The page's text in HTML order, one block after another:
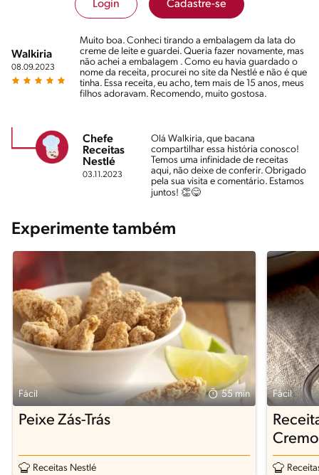
Login Cadastre-se
Walkiria
08.09.2023
Muito boa. Conheci tirando a embalagem da lata do
creme de leite e guardei. Queria fazer novamente, mas
não achei a embalagem . Como eu havia guardado o
nome da receita, procurei no site da Nestlé e não é que
tinha. Essa receita, eu acho, tem mais de 15 anos, meus
filhos adoravam. Recomendo, muito gostosa.
Chefe
Receitas
Nestlé
03.11.2023
Olá Walkiria, que bacana
compartilhar essa história conosco!
Temos uma infinidade de receitas
aqui, não deixe de conferir. Obrigado
pela sua visita e comentário. Estamos
juntos! 👏😋
Experimente também
Fácil 55 min
Peixe Zás-Trás
Receitas Nestlé
Fácil